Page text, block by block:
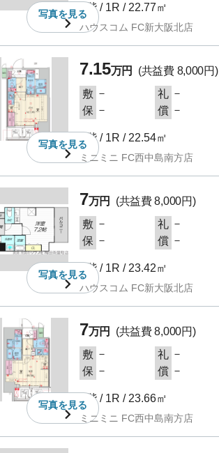
写真を見る
4階 / 1R / 22.77㎡
ハウスコム FC新大阪北店
写真を見る
7.15万円
(共益費 8,000円)
敷 － 礼 －
保 － 償 －
4階 / 1R / 22.54㎡
ミニミニ FC西中島南方店
写真を見る
7万円
(共益費 8,000円)
敷 － 礼 －
保 － 償 －
4階 / 1R / 23.42㎡
ハウスコム FC新大阪北店
写真を見る
7万円
(共益費 8,000円)
敷 － 礼 －
保 － 償 －
4階 / 1R / 23.66㎡
ミニミニ FC西中島南方店